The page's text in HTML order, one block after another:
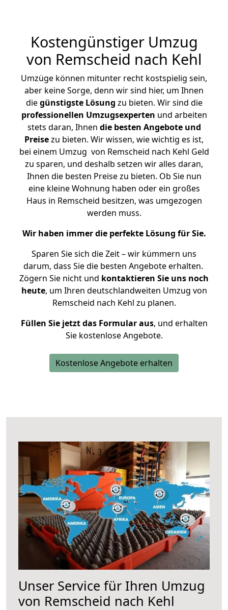
Kostengünstiger Umzug
von Remscheid nach Kehl
Umzüge können mitunter recht kostspielig sein,
aber keine Sorge, denn wir sind hier, um Ihnen
diegünstigste Lösung zu bieten. Wir sind die
professionellen Umzugsexperten und arbeiten
stets daran, Ihnen die besten Angebote und
Preisezu bieten. Wir wissen, wie wichtig es ist,
bei einem Umzug von Remscheid nach Kehl Geld
zu sparen, und deshalb setzen wir alles daran,
Ihnen die besten Preise zu bieten. Ob Sie nun
eine kleine Wohnung haben oder ein großes
Haus in Remscheid besitzen, was umgezogen
werden muss.
Wir haben immer die perfekte Lösung für Sie.
Sparen Sie sich die Zeit – wir kümmern uns
darum, dass Sie die besten Angebote erhalten.
Zögern Sie nicht und kontaktieren Sie uns noch
heute, um Ihren deutschlandweiten Umzug von
Remscheid nach Kehl zu planen.
Füllen Sie jetzt das Formular aus, und erhalten
Sie kostenlose Angebote.
Kostenlose Angebote erhalten
Unser Service für Ihren Umzug
von Remscheid nach Kehl